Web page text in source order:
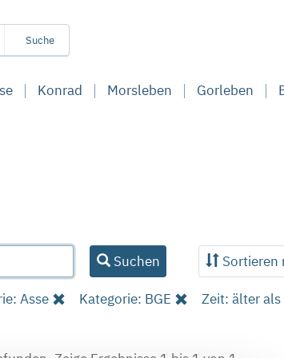
Suche
Konrad Morsleben Gorleben
Suchen Sortieren
Asse Kategorie: BGE
Zeit: älter als